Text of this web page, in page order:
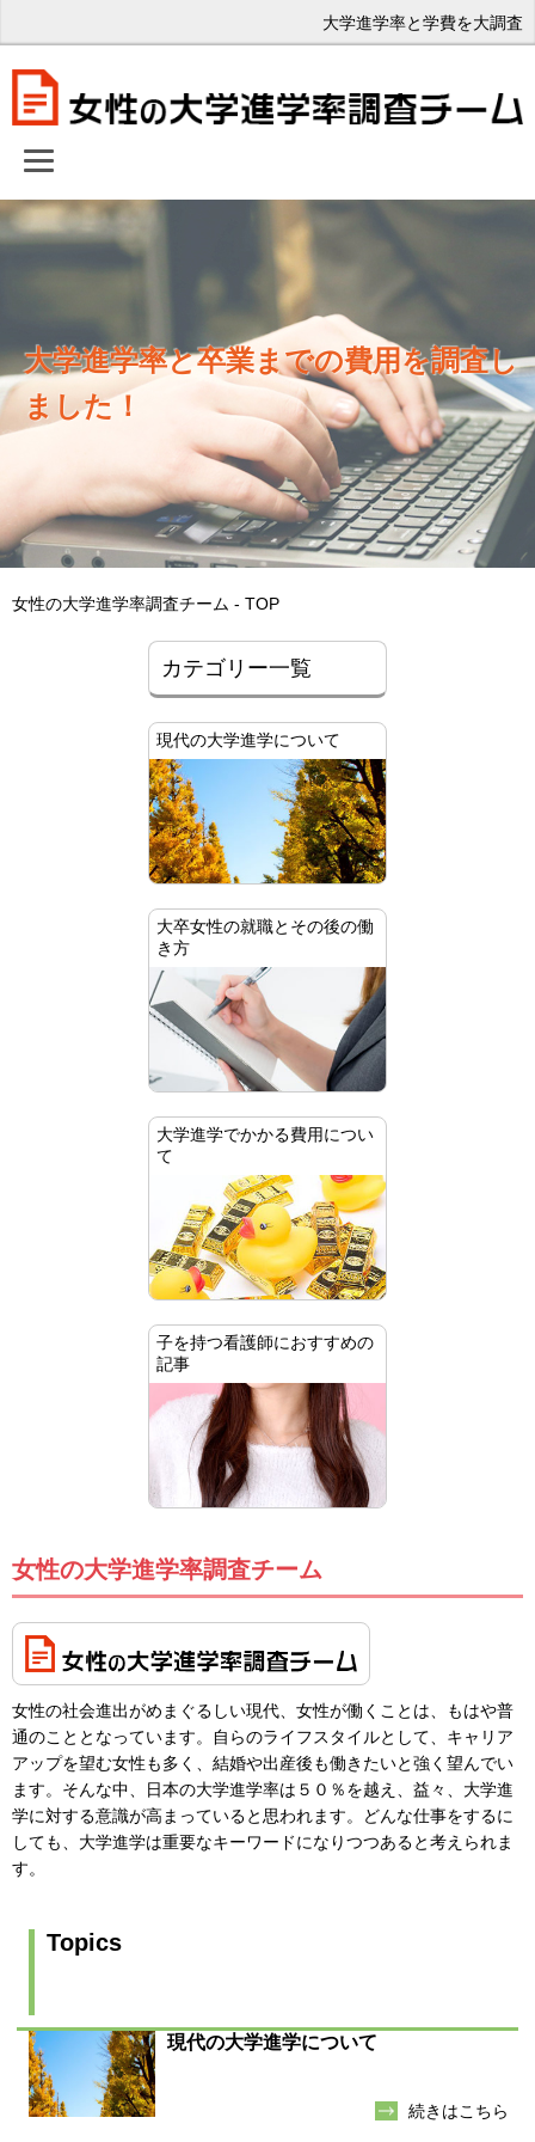
大学進学率と学費を大調査
大学進学率と卒業までの費用を調査し
ました！
女性の大学進学率調査チーム - TOP
カテゴリー一覧
現代の大学進学について
大卒女性の就職とその後の働
き方
大学進学でかかる費用につい
て
子を持つ看護師におすすめの
記事
女性の大学進学率調査チーム
女性の社会進出がめまぐるしい現代、女性が働くことは、もはや普
通のこととなっています。自らのライフスタイルとして、キャリア
アップを望む女性も多く、結婚や出産後も働きたいと強く望んでい
ます。そんな中、日本の大学進学率は５０％を越え、益々、大学進
学に対する意識が高まっていると思われます。どんな仕事をするに
しても、大学進学は重要なキーワードになりつつあると考えられま
す。
Topics
現代の大学進学について
続きはこちら